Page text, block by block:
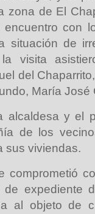
zona de El
con
situación de
visita
del
María José
y el
de los
sus viviendas.
comprometió
expediente
al objeto de